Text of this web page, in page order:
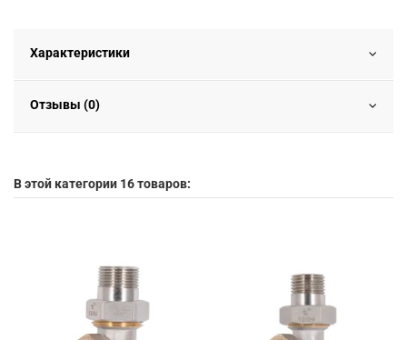
Характеристики
Отзывы (0)
В этой категории 16 товаров: